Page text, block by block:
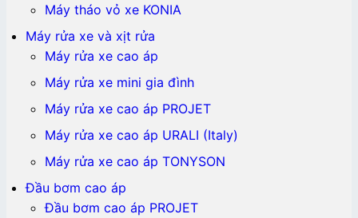
Máy tháo vỏ xe KONIA
Máy rửa xe và xịt rửa
Máy rửa xe cao áp
Máy rửa xe mini gia đình
Máy rửa xe cao áp PROJET
Máy rửa xe cao áp URALI (Italy)
Máy rửa xe cao áp TONYSON
Đầu bơm cao áp
Đầu bơm cao áp PROJET